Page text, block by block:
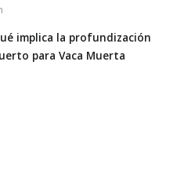
implica la profundización
para Vaca Muerta